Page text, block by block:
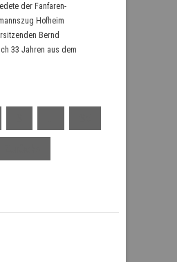
der Fanfaren-
Hofheim
Bernd
33 Jahren aus dem